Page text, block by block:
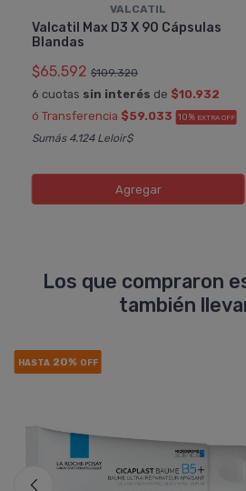
VALCATIL
Valcatil Max D3 X 90 Cápsulas
Blandas
$65.592 $109.320
6 cuotas sin interés de $10.932
ó Transferencia $59.033 10% EXTRA OFF
Sumás 4.124 Leloir$
Agregar
Los que compraron
también
HASTA20% OFF